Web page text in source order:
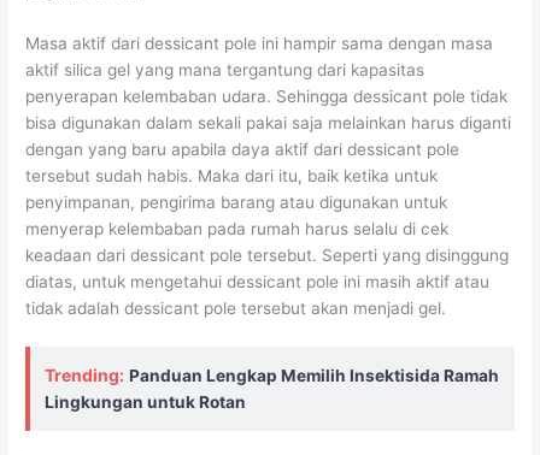
Masa aktif dari dessicant pole ini hampir sama dengan masa
aktif silica gel yang mana tergantung dari kapasitas
penyerapan kelembaban udara. Sehingga dessicant pole tidak
bisa digunakan dalam sekali pakai saja melainkan harus diganti
dengan yang baru apabila daya aktif dari dessicant pole
tersebut sudah habis. Maka dari itu, baik ketika untuk
penyimpanan, pengirima barang atau digunakan untuk
menyerap kelembaban pada rumah harus selalu di cek
keadaan dari dessicant pole tersebut. Seperti yang disinggung
diatas, untuk mengetahui dessicant pole ini masih aktif atau
tidak adalah dessicant pole tersebut akan menjadi gel.
Trending: Panduan Lengkap Memilih Insektisida Ramah
Lingkungan untuk Rotan